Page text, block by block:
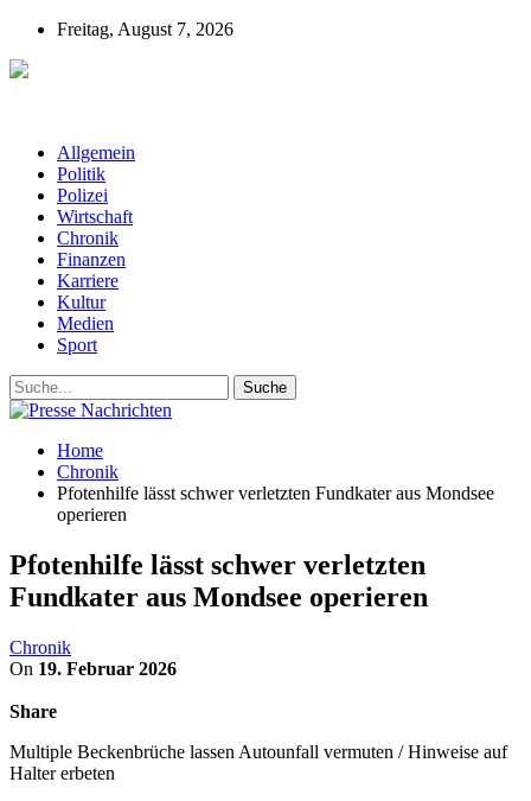
Freitag, August 7, 2026
Allgemein
Politik
Polizei
Wirtschaft
Chronik
Finanzen
Karriere
Kultur
Medien
Sport
Home
Chronik
Pfotenhilfe lässt schwer verletzten Fundkater aus Mondsee
operieren
Pfotenhilfe lässt schwer verletzten
Fundkater aus Mondsee operieren
Chronik
On 19. Februar 2026
Share
Multiple Beckenbrüche lassen Autounfall vermuten / Hinweise auf
Halter erbeten